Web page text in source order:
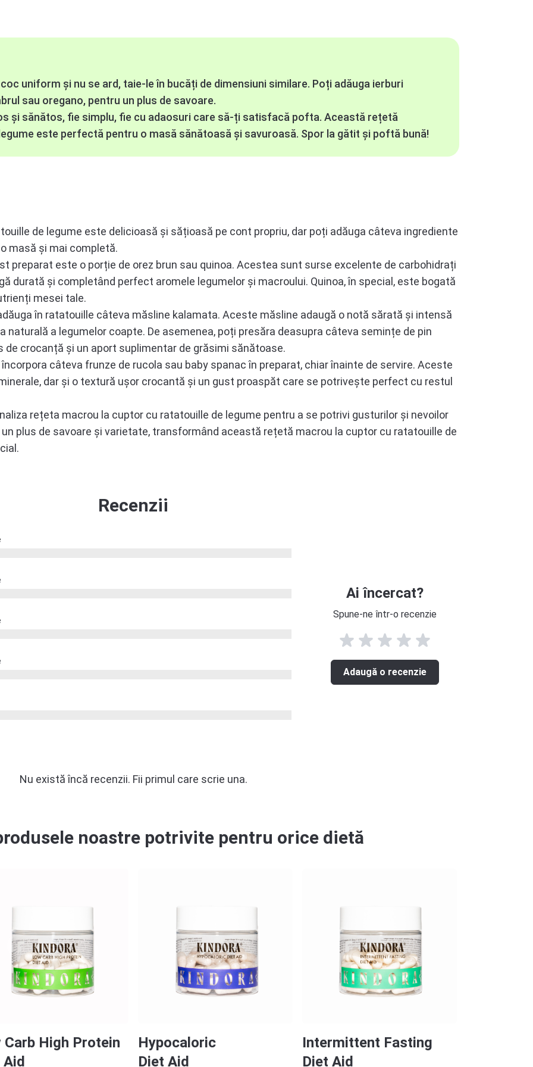
uniform și nu se ard, taie-le în bucăți de dimensiuni similare. Poți adăuga ierburi
sau oregano, pentru un plus de savoare.
și sănătos, fie simplu, fie cu adaosuri care să-ți satisfacă pofta. Această rețetă
este perfectă pentru o masă sănătoasă și savuroasă. Spor la gătit și poftă bună!
de legume este delicioasă și sățioasă pe cont propriu, dar poți adăuga câteva ingrediente
masă și mai completă.
preparat este o porție de orez brun sau quinoa. Acestea sunt surse excelente de carbohidrați
durată și completând perfect aromele legumelor și macroului. Quinoa, în special, este bogată
mesei tale.
în ratatouille câteva măsline kalamata. Aceste măsline adaugă o notă sărată și intensă
a legumelor coapte. De asemenea, poți presăra deasupra câteva semințe de pin
crocanță și un aport suplimentar de grăsimi sănătoase.
câteva frunze de rucola sau baby spanac în preparat, chiar înainte de servire. Aceste
dar și o textură ușor crocantă și un gust proaspăt care se potrivește perfect cu restul
rețeta macrou la cuptor cu ratatouille de legume pentru a se potrivi gusturilor și nevoilor
plus de savoare și varietate, transformând această rețetă macrou la cuptor cu ratatouille de
Recenzii
Ai încercat?
Spune-ne într-o recenzie
Adaugă o recenzie
Nu există încă recenzii. Fii primul care scrie una.
noastre potrivite pentru orice dietă
Carb High Protein
Hypocaloric
Diet Aid
Intermittent Fasting
Diet Aid